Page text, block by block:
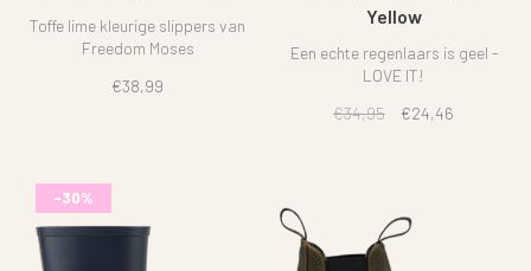
Toffe lime kleurige slippers van
Freedom Moses
€38,99
Yellow
Een echte regenlaars is geel -
LOVE IT!
€34,95
€24,46
-30%